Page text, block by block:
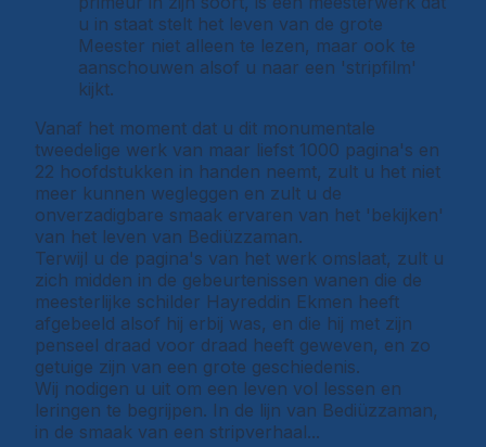
u in staat stelt het leven van de grote
Meester niet alleen te lezen, maar ook te
aanschouwen alsof u naar een 'stripfilm'
kijkt.
Vanaf het moment dat u dit monumentale
tweedelige werk van maar liefst 1000 pagina's en
22 hoofdstukken in handen neemt, zult u het niet
meer kunnen wegleggen en zult u de
onverzadigbare smaak ervaren van het 'bekijken'
van het leven van Bediüzzaman.
Terwijl u de pagina's van het werk omslaat, zult u
zich midden in de gebeurtenissen wanen die de
meesterlijke schilder Hayreddin Ekmen heeft
afgebeeld alsof hij erbij was, en die hij met zijn
penseel draad voor draad heeft geweven, en zo
getuige zijn van een grote geschiedenis.
Wij nodigen u uit om een leven vol lessen en
leringen te begrijpen. In de lijn van Bediüzzaman,
in de smaak van een stripverhaal...